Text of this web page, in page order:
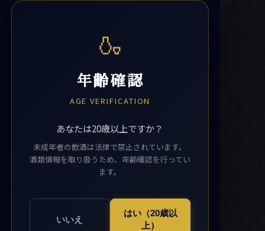
🍶
年齢確認
AGE VERIFICATION
あなたは20歳以上ですか？
未成年者の飲酒は法律で禁止されています。
酒類情報を取り扱うため、年齢確認を行ってい
ます。
いいえ
はい（20歳以
上）